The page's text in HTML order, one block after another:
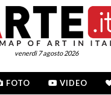
venerdì 7 agosto 2026
FOTO VIDEO